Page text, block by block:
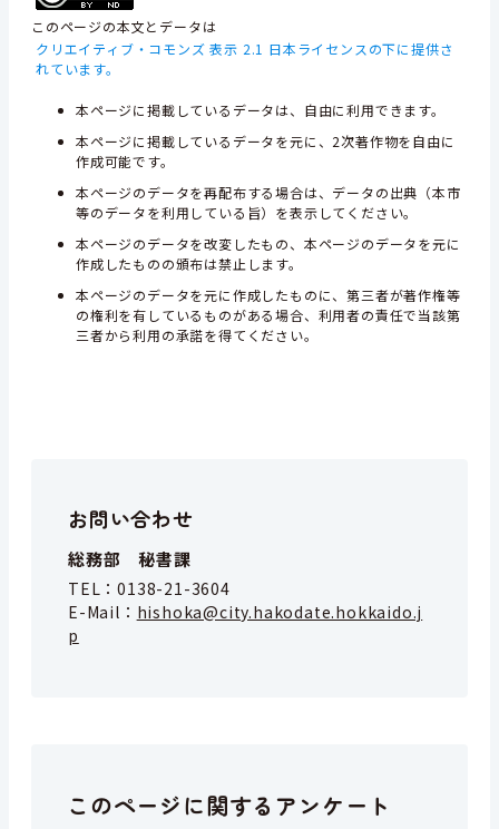
このページの本文とデータは
クリエイティブ・コモンズ 表示 2.1 日本ライセンスの下に提供さ
れています。
本ページに掲載しているデータは、自由に利用できます。
本ページに掲載しているデータを元に、2次著作物を自由に
作成可能です。
本ページのデータを再配布する場合は、データの出典（本市
等のデータを利用している旨）を表示してください。
本ページのデータを改変したもの、本ページのデータを元に
作成したものの頒布は禁止します。
本ページのデータを元に作成したものに、第三者が著作権等
の権利を有しているものがある場合、利用者の責任で当該第
三者から利用の承諾を得てください。
お問い合わせ
総務部 秘書課
TEL：0138-21-3604
E-Mail： hishoka@city.hakodate.hokkaido.j
p
このページに関するアンケート